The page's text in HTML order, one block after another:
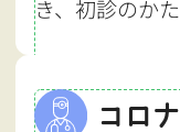
き、初診のか
コロ